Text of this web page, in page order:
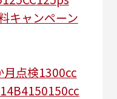
キャンペーン
月点検1300cc
14B4150150cc